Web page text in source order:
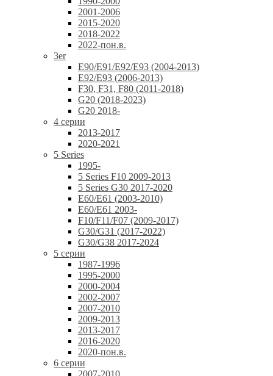
2001-2006
2015-2020
2018-2022
2022-пон.в.
3er
E90/E91/E92/E93 (2004-2013)
E92/E93 (2006-2013)
F30, F31, F80 (2011-2018)
G20 (2018-2023)
G20 2018-
4 серии
2013-2017
2020-2021
5 Series
1995-
5 Series F10 2009-2013
5 Series G30 2017-2020
E60/E61 (2003-2010)
E60/E61 2003-
F10/F11/F07 (2009-2017)
G30/G31 (2017-2022)
G30/G38 2017-2024
5 серии
1987-1996
1995-2000
2000-2004
2002-2007
2007-2010
2009-2013
2013-2017
2016-2020
2020-пон.в.
6 серии
2007-2010